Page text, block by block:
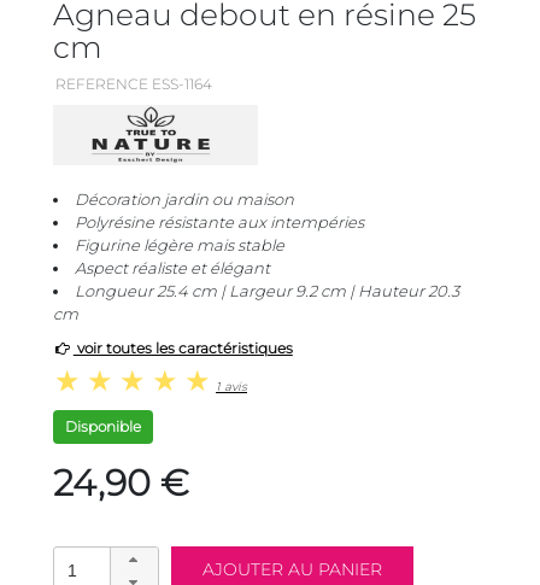
Agneau debout en résine 25
cm
REFERENCE ESS-1164
Décoration jardin ou maison
Polyrésine résistante aux intempéries
Figurine légère mais stable
Aspect réaliste et élégant
Longueur 25.4 cm | Largeur 9.2 cm | Hauteur 20.3
cm
voir toutes les caractéristiques
1 avis
Disponible
24,90 €